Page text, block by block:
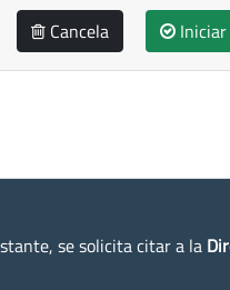
Cancela
se solicita citar a la